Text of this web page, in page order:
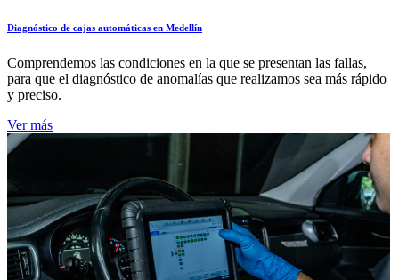
Diagnóstico de cajas automáticas en Medellín
Comprendemos las condiciones en la que se presentan las fallas,
para que el diagnóstico de anomalías que realizamos sea más rápido
y preciso.
Ver más